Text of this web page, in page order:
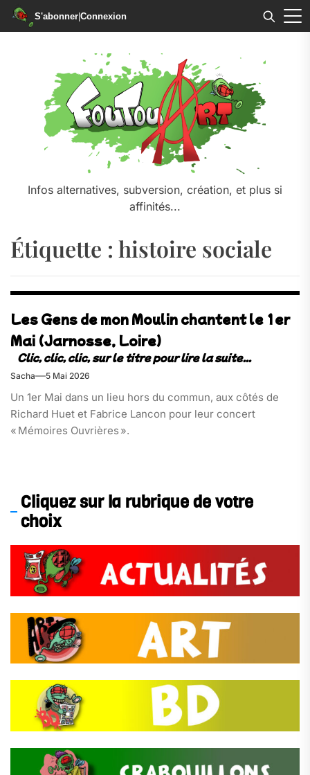
S'abonner|Connexion
Infos alternatives, subversion, création, et plus si
affinités...
Étiquette : histoire sociale
Les Gens de mon Moulin chantent le 1er
Mai (Jarnosse, Loire)
Sacha 5 Mai 2026
Un 1er Mai dans un lieu hors du commun, aux côtés de
Richard Huet et Fabrice Lancon pour leur concert
« Mémoires Ouvrières ».
Cliquez sur la rubrique de votre
choix